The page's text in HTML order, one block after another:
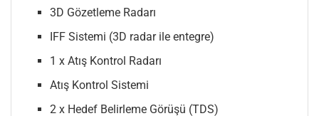
3D Gözetleme Radarı
IFF Sistemi (3D radar ile entegre)
1 x Atış Kontrol Radarı
Atış Kontrol Sistemi
2 x Hedef Belirleme Görüşü (TDS)